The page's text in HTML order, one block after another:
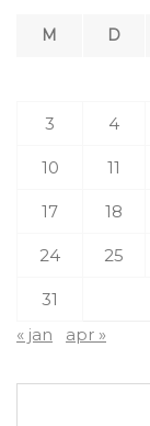
M D
3 4
10 11
17 18
24 25
31
« jan
apr »